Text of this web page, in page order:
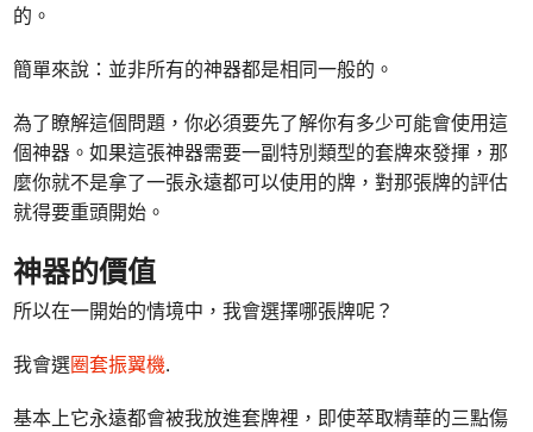
的。
簡單來說：並非所有的神器都是相同一般的。
為了瞭解這個問題，你必須要先了解你有多少可能會使用這
個神器。如果這張神器需要一副特別類型的套牌來發揮，那
麼你就不是拿了一張永遠都可以使用的牌，對那張牌的評估
就得要重頭開始。
神器的價值
所以在一開始的情境中，我會選擇哪張牌呢？
我會選圈套振翼機.
基本上它永遠都會被我放進套牌裡，即使萃取精華的三點傷